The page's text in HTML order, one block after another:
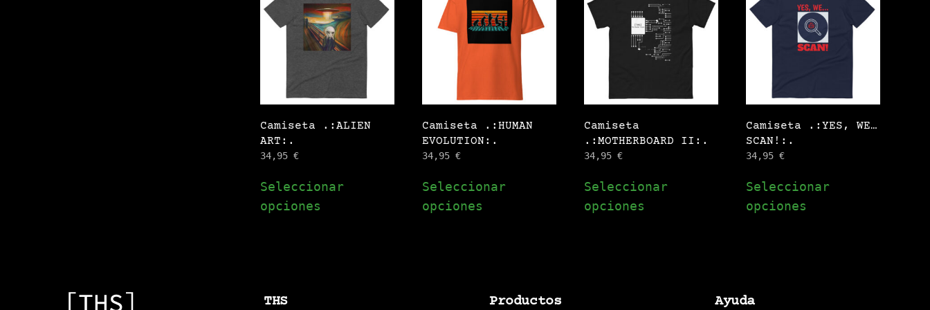
elegir
elegir
Camiseta .:ALIEN
ART:.
34,95 €
Seleccionar
opciones
producto
tiene
Camiseta .:HUMAN
EVOLUTION:.
34,95 €
Seleccionar
opciones
producto
tiene
Camiseta
.:MOTHERBOARD II:.
34,95 €
Seleccionar
opciones
producto
tiene
Camiseta .:YES, WE…
SCAN!:.
34,95 €
Seleccionar
opciones
THS Productos Ayuda